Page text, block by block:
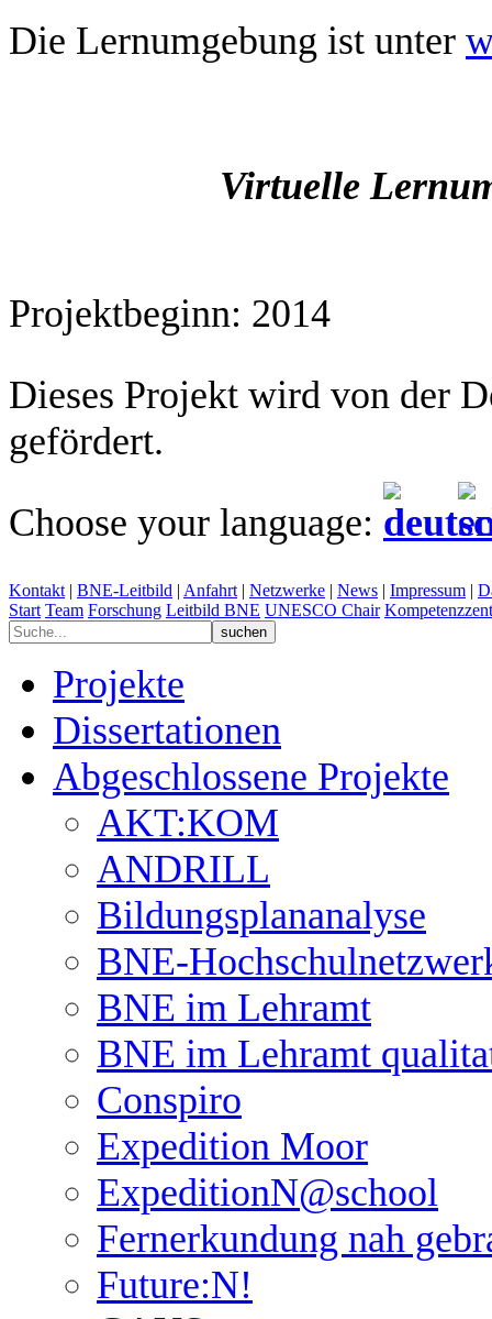
Die Lernumgebung ist unter
Virtuelle
Projektbeginn: 2014
Dieses Projekt wird von der
gefördert.
Choose your language:
Kontakt | BNE-Leitbild | Anfahrt | Netzwerke | News | Impressum |
Start Team Forschung Leitbild BNE UNESCO Chair
Projekte
Dissertationen
Abgeschlossene Projekte
AKT:KOM
ANDRILL
Bildungsplananalyse
BNE-
BNE im Lehramt
BNE im Lehramt
Conspiro
Expedition Moor
ExpeditionN@school
Fernerkundung nah
Future:N!